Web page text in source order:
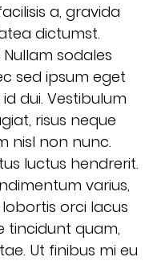
a, gravida
dictumst.
sodales
sed ipsum eget
dui. Vestibulum
risus neque
nisl non nunc.
luctus hendrerit.
varius,
orci lacus
tincidunt quam,
Ut finibus mi eu